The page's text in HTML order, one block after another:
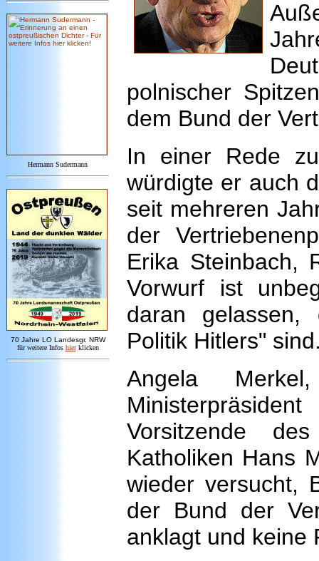
Hermann Sudermann
70 Jahre LO Landesgr. NRW
für weitere Infos hier klicken
polnischer
dem Bund der
In einer Rede
würdigte er auch
seit mehreren
der
Erika Steinbach,
Vorwurf ist
daran
Politik Hitlers"
Angela
Vorsitzende
Katholiken Hans
wieder versucht,
der Bund der
anklagt und keine